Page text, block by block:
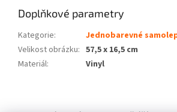
Doplňkové parametry
Kategorie:
Jednobarevné
Velikost obrázku: 57,5 x 16,5 cm
Materiál: Vinyl